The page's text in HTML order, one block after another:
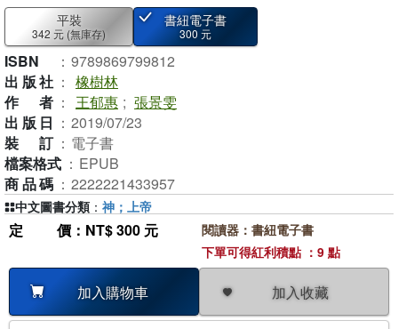
平裝
342 元 (無庫存)
書紐電子書
300 元
ISBN ： 9789869799812
出版社 ： 橡樹林
作者 ： 王郁惠 ; 張景雯
出版日 ： 2019/07/23
裝訂 ： 電子書
檔案格式 ： EPUB
商品碼 ： 2222221433957
定價 ：NT$ 300 元
加入購物車 加入收藏
閱讀器：書紐電子書
下單可得紅利積點 ：9 點
中文圖書分類 ： 神；上帝